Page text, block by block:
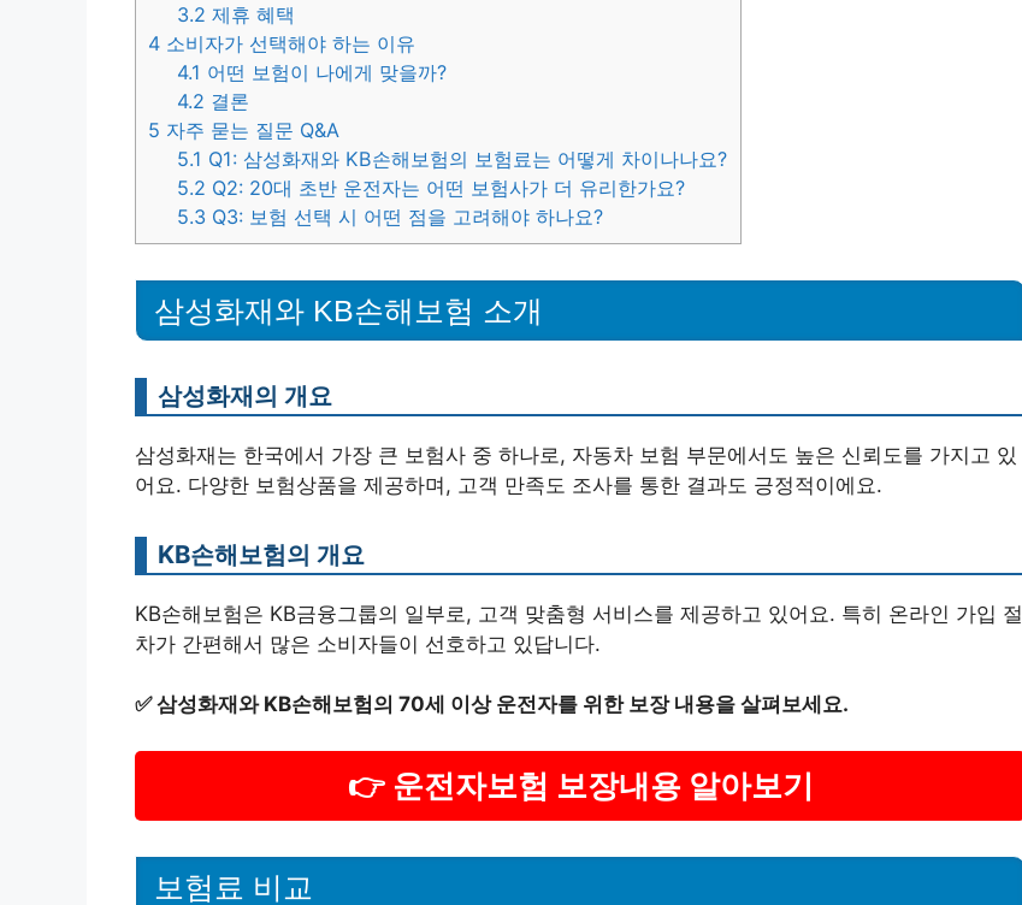
3.2 제휴 혜택
4 소비자가 선택해야 하는 이유
4.1 어떤 보험이 나에게 맞을까?
4.2 결론
5 자주 묻는 질문 Q&A
5.1 Q1: 삼성화재와 KB손해보험의 보험료는 어떻게 차이나나요?
5.2 Q2: 20대 초반 운전자는 어떤 보험사가 더 유리한가요?
5.3 Q3: 보험 선택 시 어떤 점을 고려해야 하나요?
삼성화재와 KB손해보험 소개
삼성화재의 개요
삼성화재는 한국에서 가장 큰 보험사 중 하나로, 자동차 보험 부문에서도 높은 신뢰도를 가지고 있
어요. 다양한 보험상품을 제공하며, 고객 만족도 조사를 통한 결과도 긍정적이에요.
KB손해보험의 개요
KB손해보험은 KB금융그룹의 일부로, 고객 맞춤형 서비스를 제공하고 있어요. 특히 온라인 가입 절
차가 간편해서 많은 소비자들이 선호하고 있답니다.
✅삼성화재와 KB손해보험의 70세 이상 운전자를 위한 보장 내용을 살펴보세요.
👉 운전자보험 보장내용 알아보기
보험료 비교